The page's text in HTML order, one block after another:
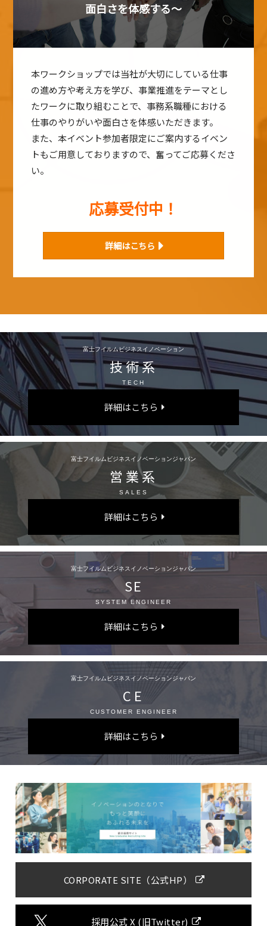
面白さを体感する～
本ワークショップでは当社が大切にしている仕事
の進め方や考え方を学び、事業推進をテーマとし
たワークに取り組むことで、事務系職種における
仕事のやりがいや面白さを体感いただきます。
また、本イベント参加者限定にご案内するイベン
トもご用意しておりますので、奮ってご応募くださ
い。
応募受付中！
詳細はこちら
富士フイルムビジネスイノベーション
技術系
TECH
詳細はこちら
富士フイルムビジネスイノベーションジャパン
営業系
SALES
詳細はこちら
富士フイルムビジネスイノベーションジャパン
SE
SYSTEM ENGINEER
詳細はこちら
富士フイルムビジネスイノベーションジャパン
CE
CUSTOMER ENGINEER
詳細はこちら
CORPORATE SITE（公式HP）
採用公式 X (旧Twitter)